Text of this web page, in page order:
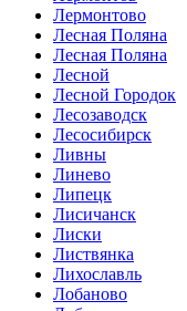
Лермонтово
Лесная Поляна
Лесная Поляна
Лесной
Лесной Городок
Лесозаводск
Лесосибирск
Ливны
Линево
Липецк
Лисичанск
Лиски
Листвянка
Лихославль
Лобаново